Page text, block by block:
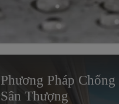
Phương Pháp Chống
Sân Thượng